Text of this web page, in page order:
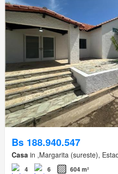
Bs 188.940.547
Casa in ,Margarita (sureste),
4 6 604 m²